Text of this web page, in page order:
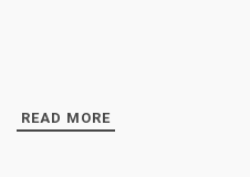
READ MORE